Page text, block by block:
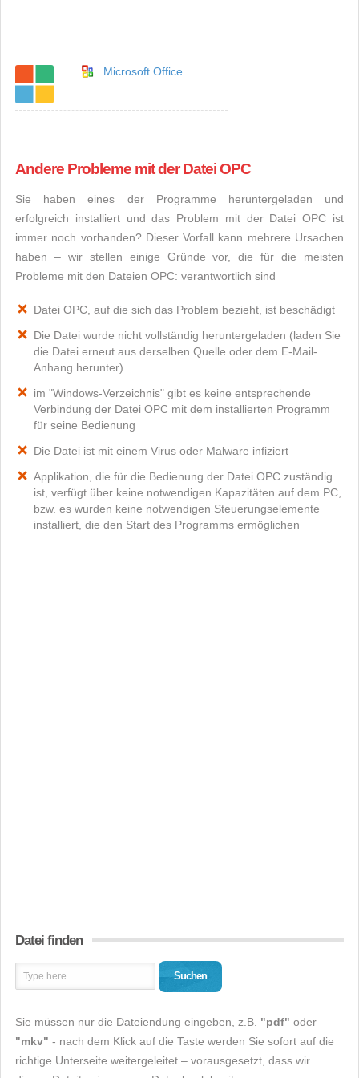
Microsoft Office
Andere Probleme mit der Datei OPC
Sie haben eines der Programme heruntergeladen und
erfolgreich installiert und das Problem mit der Datei OPC ist
immer noch vorhanden? Dieser Vorfall kann mehrere Ursachen
haben – wir stellen einige Gründe vor, die für die meisten
Probleme mit den Dateien OPC: verantwortlich sind
Datei OPC, auf die sich das Problem bezieht, ist beschädigt
Die Datei wurde nicht vollständig heruntergeladen (laden Sie
die Datei erneut aus derselben Quelle oder dem E-Mail-
Anhang herunter)
im "Windows-Verzeichnis" gibt es keine entsprechende
Verbindung der Datei OPC mit dem installierten Programm
für seine Bedienung
Die Datei ist mit einem Virus oder Malware infiziert
Applikation, die für die Bedienung der Datei OPC zuständig
ist, verfügt über keine notwendigen Kapazitäten auf dem PC,
bzw. es wurden keine notwendigen Steuerungselemente
installiert, die den Start des Programms ermöglichen
Datei finden
Suchen
Sie müssen nur die Dateiendung eingeben, z.B. "pdf" oder
"mkv" - nach dem Klick auf die Taste werden Sie sofort auf die
richtige Unterseite weitergeleitet – vorausgesetzt, dass wir